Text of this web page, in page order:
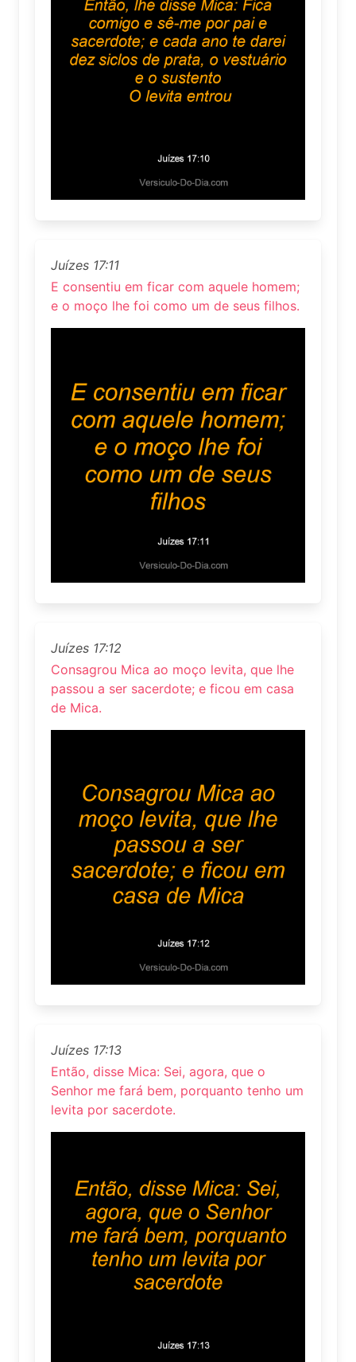
Juízes 17:11
E consentiu em ficar com aquele homem;
e o moço lhe foi como um de seus filhos.
Juízes 17:12
Consagrou Mica ao moço levita, que lhe
passou a ser sacerdote; e ficou em casa
de Mica.
Juízes 17:13
Então, disse Mica: Sei, agora, que o
Senhor me fará bem, porquanto tenho um
levita por sacerdote.